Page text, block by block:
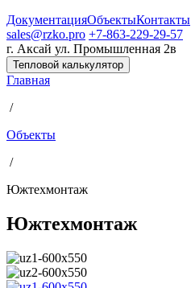
ДокументацияОбъектыКонтакты
sales@rzko.pro +7-863-229-29-57
г. Аксай ул. Промышленная 2в
Тепловой калькулятор
Главная
/
Объекты
/
Южтехмонтаж
Южтехмонтаж